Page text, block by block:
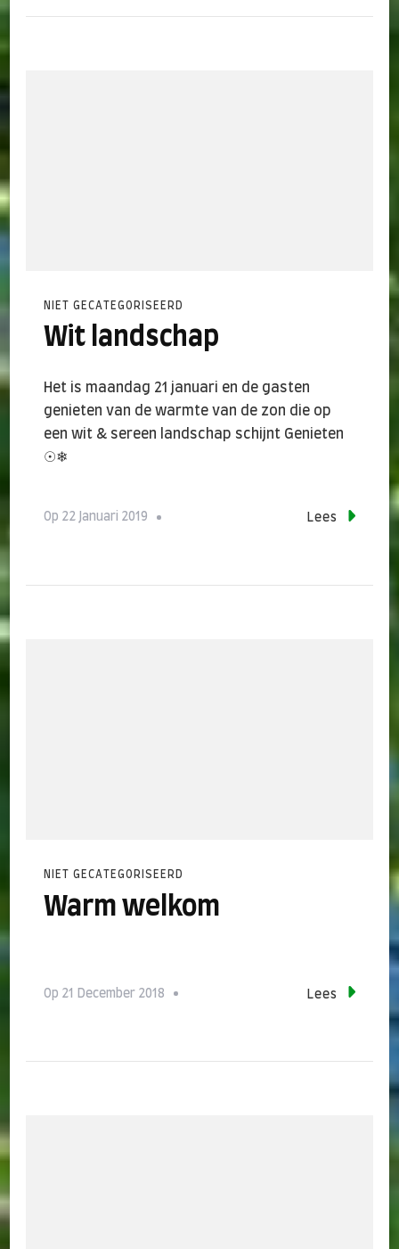
NIET GECATEGORISEERD
Wit landschap
Het is maandag 21 januari en de gasten
genieten van de warmte van de zon die op
een wit & sereen landschap schijnt Genieten
☉❄
Op 22 Januari 2019 Lees
NIET GECATEGORISEERD
Warm welkom
Op 21 December 2018 Lees